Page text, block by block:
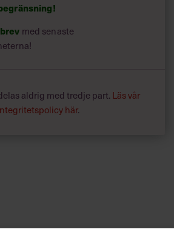
med senaste
aldrig med tredje part. Läs vår
här.